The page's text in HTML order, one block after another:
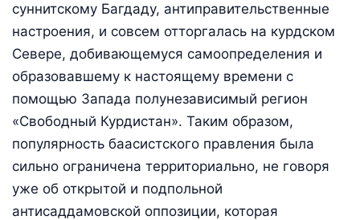
суннитскому Багдаду, антиправительственные
настроения, и совсем отторгалась на курдском
Севере, добивающемуся самоопределения и
образовавшему к настоящему времени с
помощью Запада полунезависимый регион
«Свободный Курдистан». Таким образом,
популярность баасистского правления была
сильно ограничена территориально, не говоря
уже об открытой и подпольной
антисаддамовской оппозиции, которая